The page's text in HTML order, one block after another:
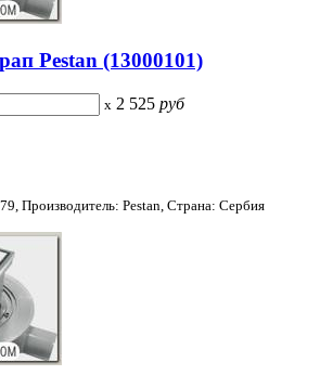
Pestan (13000101)
x 2 525 руб
Производитель: Pestan, Страна: Сербия